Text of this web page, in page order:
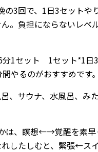
の3回で、1日3セットや
。負担にならないレベ
1セット 1セット*1日
やるのがおすすめです。
、サウナ、水風呂、み
は、瞑想←→覚醒を素早
れしたしむと、緊張←ス